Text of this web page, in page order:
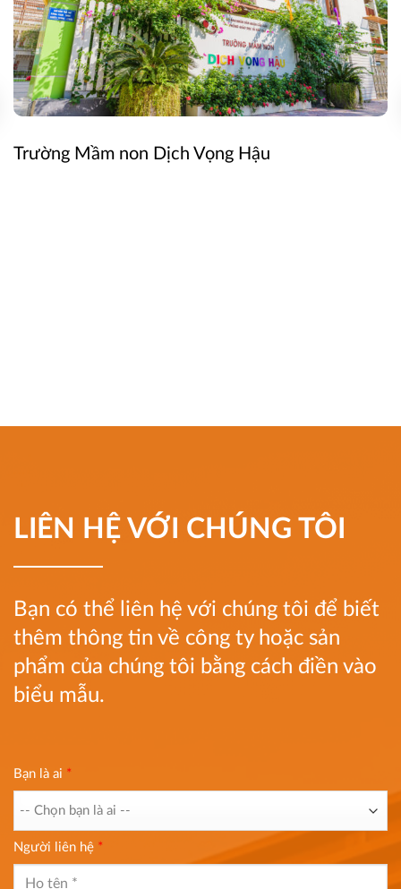
Trường Mầm non Dịch Vọng Hậu
LIÊN HỆ VỚI CHÚNG TÔI
Bạn có thể liên hệ với chúng tôi để biết
thêm thông tin về công ty hoặc sản
phẩm của chúng tôi bằng cách điền vào
biểu mẫu.
Bạn là ai *
Người liên hệ *